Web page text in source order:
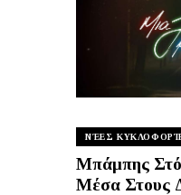
ΝΈΕΣ
Μπάμπης
Μέσα Στους